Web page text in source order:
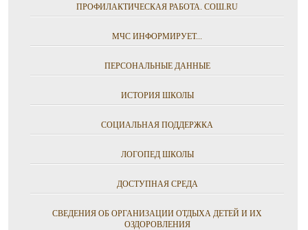
ПРОФИЛАКТИЧЕСКАЯ РАБОТА. СОШ.RU
МЧС ИНФОРМИРУЕТ...
ПЕРСОНАЛЬНЫЕ ДАННЫЕ
ИСТОРИЯ ШКОЛЫ
СОЦИАЛЬНАЯ ПОДДЕРЖКА
ЛОГОПЕД ШКОЛЫ
ДОСТУПНАЯ СРЕДА
СВЕДЕНИЯ ОБ ОРГАНИЗАЦИИ ОТДЫХА ДЕТЕЙ И ИХ
ОЗДОРОВЛЕНИЯ